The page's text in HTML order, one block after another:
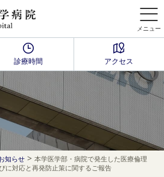
メニュー
診療時間 アクセス
知らせ > 本学医学部・病院で発生した医療倫理
に対応と再発防止策に関するご報告